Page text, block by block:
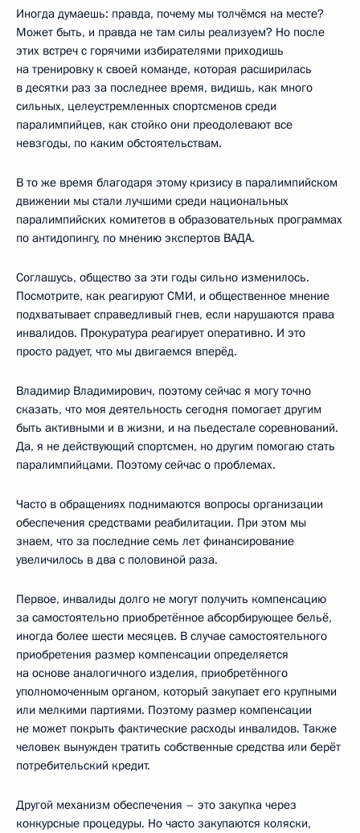
Иногда думаешь: правда, почему мы толчёмся на месте?
Может быть, и правда не там силы реализуем? Но после
этих встреч с горячими избирателями приходишь
на тренировку к своей команде, которая расширилась
в десятки раз за последнее время, видишь, как много
сильных, целеустремленных спортсменов среди
паралимпийцев, как стойко они преодолевают все
невзгоды, по каким обстоятельствам.
В то же время благодаря этому кризису в паралимпийском
движении мы стали лучшими среди национальных
паралимпийских комитетов в образовательных программах
по антидопингу, по мнению экспертов ВАДА.
Соглашусь, общество за эти годы сильно изменилось.
Посмотрите, как реагируют СМИ, и общественное мнение
подхватывает справедливый гнев, если нарушаются права
инвалидов. Прокуратура реагирует оперативно. И это
просто радует, что мы двигаемся вперёд.
Владимир Владимирович, поэтому сейчас я могу точно
сказать, что моя деятельность сегодня помогает другим
быть активными и в жизни, и на пьедестале соревнований.
Да, я не действующий спортсмен, но другим помогаю стать
паралимпийцами. Поэтому сейчас о проблемах.
Часто в обращениях поднимаются вопросы организации
обеспечения средствами реабилитации. При этом мы
знаем, что за последние семь лет финансирование
увеличилось в два с половиной раза.
Первое, инвалиды долго не могут получить компенсацию
за самостоятельно приобретённое абсорбирующее бельё,
иногда более шести месяцев. В случае самостоятельного
приобретения размер компенсации определяется
на основе аналогичного изделия, приобретённого
уполномоченным органом, который закупает его крупными
или мелкими партиями. Поэтому размер компенсации
не может покрыть фактические расходы инвалидов. Также
человек вынужден тратить собственные средства или берёт
потребительский кредит.
Другой механизм обеспечения – это закупка через
конкурсные процедуры. Но часто закупаются коляски,